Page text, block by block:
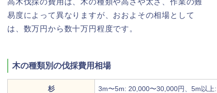
高木伐採の費用は、木の種類や高さや太さ、作業の難
易度によって異なりますが、おおよその相場として
は、数万円から数十万円程度です。
木の種類別の伐採費用相場
杉 3m〜5m: 20,000〜30,000円、5m以上